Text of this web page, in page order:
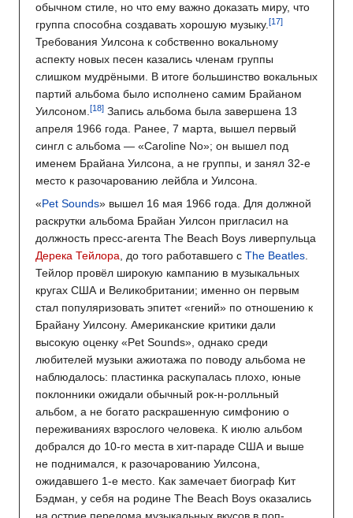
обычном стиле, но что ему важно доказать миру, что
группа способна создавать хорошую музыку.
Требования Уилсона к собственно вокальному
аспекту новых песен казались членам группы
слишком мудрёными. В итоге большинство вокальных
партий альбома было исполнено самим Брайаном
Уилсоном.
Запись альбома была завершена 13
апреля 1966 года. Ранее, 7 марта, вышел первый
сингл с альбома — «Caroline No»; он вышел под
именем Брайана Уилсона, а не группы, и занял 32-е
место к разочарованию лейбла и Уилсона.
«Pet Sounds» вышел 16 мая 1966 года. Для должной
раскрутки альбома Брайан Уилсон пригласил на
должность пресс-агента The Beach Boys ливерпульца
Дерека Тейлора, до того работавшего с The Beatles.
Тейлор провёл широкую кампанию в музыкальных
кругах США и Великобритании; именно он первым
стал популяризовать эпитет «гений» по отношению к
Брайану Уилсону. Американские критики дали
высокую оценку «Pet Sounds», однако среди
любителей музыки ажиотажа по поводу альбома не
наблюдалось: пластинка раскупалась плохо, юные
поклонники ожидали обычный рок-н-ролльный
альбом, а не богато раскрашенную симфонию о
переживаниях взрослого человека. К июлю альбом
добрался до 10-го места в хит-параде США и выше
не поднимался, к разочарованию Уилсона,
ожидавшего 1-е место. Как замечает биограф Кит
Бэдман, у себя на родине The Beach Boys оказались